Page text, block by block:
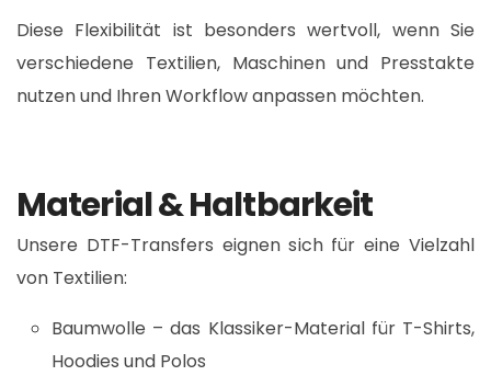
Diese Flexibilität ist besonders wertvoll, wenn Sie
verschiedene Textilien, Maschinen und Presstakte
nutzen und Ihren Workflow anpassen möchten.​
Material & Haltbarkeit
Unsere DTF-Transfers eignen sich für eine Vielzahl
von Textilien:​
Baumwolle – das Klassiker-Material für T-Shirts,
Hoodies und Polos